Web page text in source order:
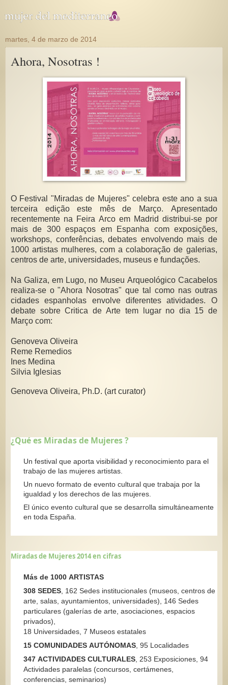
martes, 4 de marzo de 2014
Ahora, Nosotras !
O Festival "Miradas de Mujeres" celebra este ano a sua
terceira edição este mês de Março. Apresentado
recentemente na Feira Arco em Madrid distribui-se por
mais de 300 espaços em Espanha com exposições,
workshops, conferências, debates envolvendo mais de
1000 artistas mulheres, com a colaboração de galerias,
centros de arte, universidades, museus e fundações.
Na Galiza, em Lugo, no Museu Arqueológico Cacabelos
realiza-se o "Ahora Nosotras" que tal como nas outras
cidades espanholas envolve diferentes atividades. O
debate sobre Critica de Arte tem lugar no dia 15 de
Março com:
Genoveva Oliveira
Reme Remedios
Ines Medina
Silvia Iglesias
Genoveva Oliveira, Ph.D. (art curator)
¿Qué es Miradas de Mujeres ?
Un festival que aporta visibilidad y reconocimiento para el
trabajo de las mujeres artistas.
Un nuevo formato de evento cultural que trabaja por la
igualdad y los derechos de las mujeres.
El único evento cultural que se desarrolla simultáneamente
en toda España.
Miradas de Mujeres 2014 en cifras
Más de 1000 ARTISTAS
308 SEDES , 162 Sedes institucionales (museos, centros de
arte, salas, ayuntamientos, universidades), 146 Sedes
particulares (galerías de arte, asociaciones, espacios
privados),
18 Universidades, 7 Museos estatales
15 COMUNIDADES AUTÓNOMAS , 95 Localidades
347 ACTIVIDADES CULTURALES , 253 Exposiciones, 94
Actividades paralelas (concursos, certámenes,
conferencias, seminarios)